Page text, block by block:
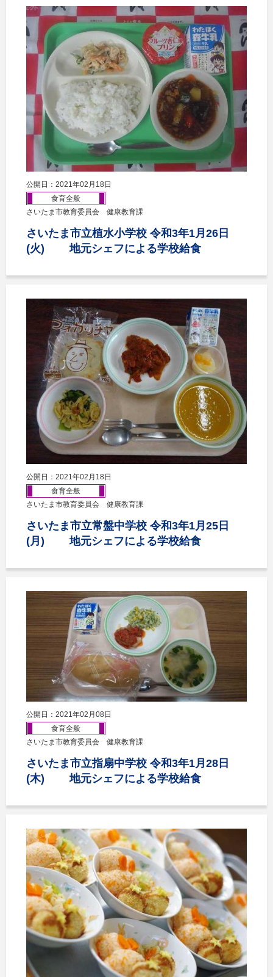
公開日：2021年02月18日
食育全般
さいたま市教育委員会 健康教育課
さいたま市立植水小学校 令和3年1月26日
(火) 地元シェフによる学校給食
公開日：2021年02月18日
食育全般
さいたま市教育委員会 健康教育課
さいたま市立常盤中学校 令和3年1月25日
(月) 地元シェフによる学校給食
公開日：2021年02月08日
食育全般
さいたま市教育委員会 健康教育課
さいたま市立指扇中学校 令和3年1月28日
(木) 地元シェフによる学校給食